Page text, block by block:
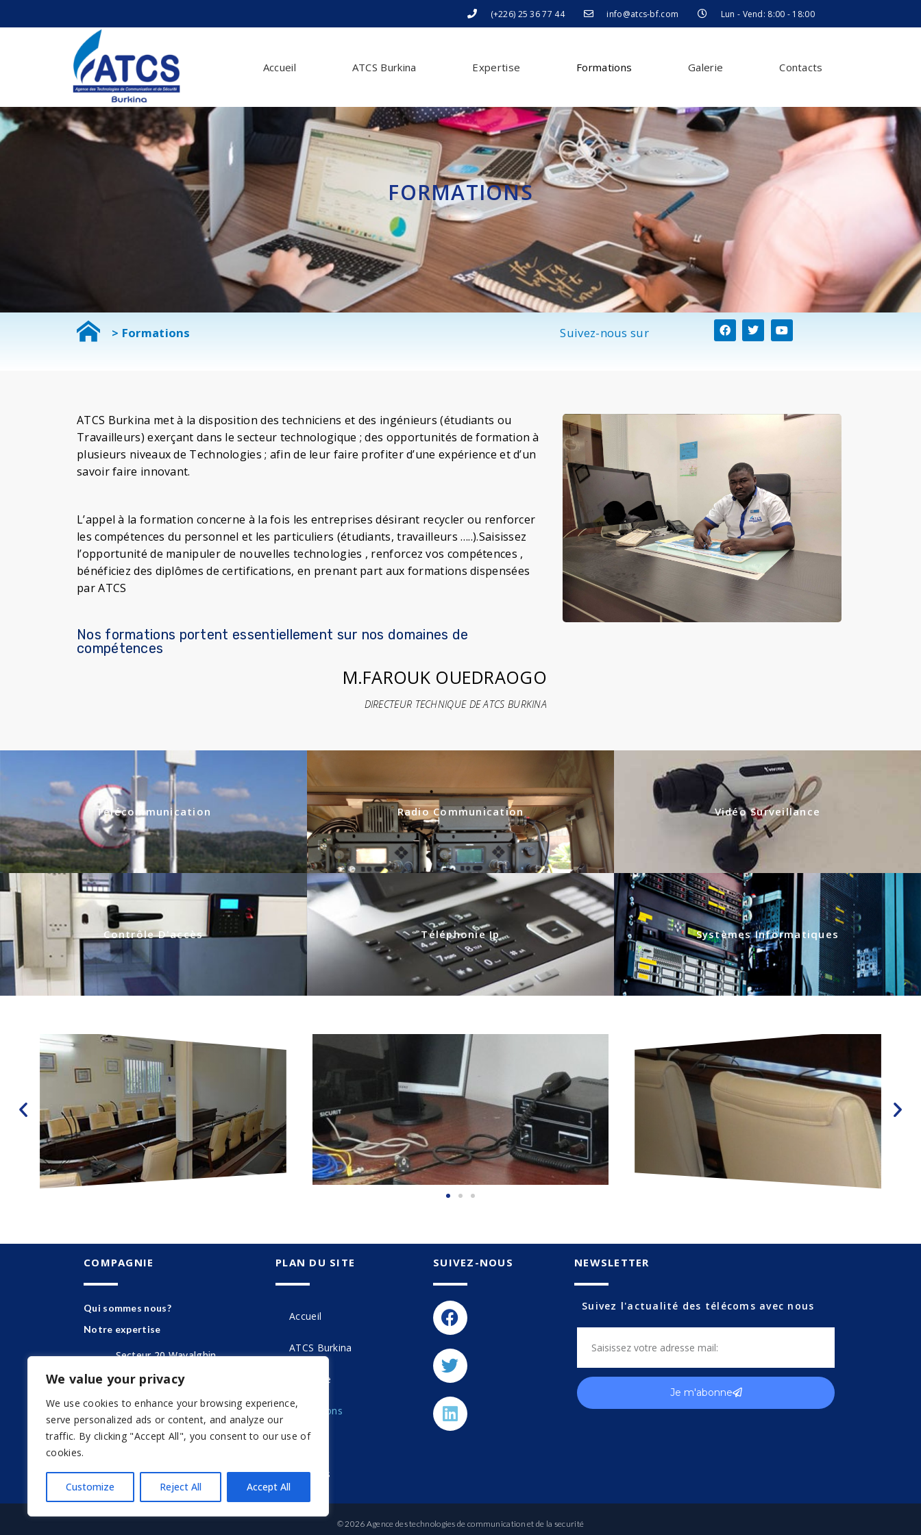
We value your privacy
We use cookies to enhance your browsing experience,
serve personalized ads or content, and analyze our
traffic. By clicking "Accept All", you consent to our use of
cookies.
Customize Reject All Accept All
(+226) 25 36 77 44 info@atcs-bf.com Lun - Vend: 8:00 - 18:00
Accueil ATCS Burkina Expertise Formations Galerie Contacts
FORMATIONS
> Formations Suivez-nous sur
ATCS Burkina met à la disposition des techniciens et des ingénieurs (étudiants ou
Travailleurs) exerçant dans le secteur technologique ; des opportunités de formation à
plusieurs niveaux de Technologies ; afin de leur faire profiter d’une expérience et d’un
savoir faire innovant.
L’appel à la formation concerne à la fois les entreprises désirant recycler ou renforcer
les compétences du personnel et les particuliers (étudiants, travailleurs …..).Saisissez
l’opportunité de manipuler de nouvelles technologies , renforcez vos compétences ,
bénéficiez des diplômes de certifications, en prenant part aux formations dispensées
par ATCS
Nos formations portent essentiellement sur nos domaines de
compétences
M.FAROUK OUEDRAOGO
DIRECTEUR TECHNIQUE DE ATCS BURKINA
Télécommunication Radio Communication Vidéo Surveillance
Contrôle D'accès Téléphonie Ip Systèmes Informatiques
COMPAGNIE
Qui sommes nous?
Notre expertise
Secteur 20 Wayalghin,
(+226) 25 36 77 44
PLAN DU SITE
Accueil
ATCS Burkina
Expertise
Formations
Galerie
Contacts
SUIVEZ-NOUS NEWSLETTER
Suivez l'actualité des télécoms avec nous
Je m'abonne
© 2026 Agence des technologies de communication et de la securité